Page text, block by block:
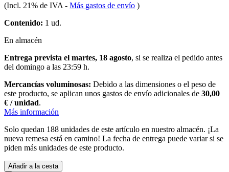
(Incl. 21% de IVA - Más gastos de envío )
Contenido: 1 ud.
En almacén
Entrega prevista el martes, 18 agosto, si se realiza el pedido antes
del domingo a las 23:59 h.
Mercancías voluminosas: Debido a las dimensiones o el peso de
este producto, se aplican unos gastos de envío adicionales de 30,00
€ / unidad.
Más información
Solo quedan 188 unidades de este artículo en nuestro almacén. ¡La
nueva remesa está en camino! La fecha de entrega puede variar si se
piden más unidades de este producto.
Añadir a la cesta